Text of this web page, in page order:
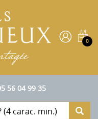
0
56 04 99 35